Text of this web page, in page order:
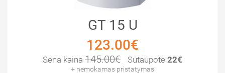
GT 15 U
123.00€
Sena kaina 145.00€ Sutaupote 22€
+ nemokamas pristatymas